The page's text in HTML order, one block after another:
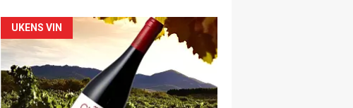
Forsiden
akkurat
nå
UKENS VIN